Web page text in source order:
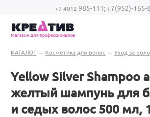
Перейти к основному содержанию
+7 4012 985-111;+7(952)-165-
Магазин для профессионалов
Вы здесь
КАТАЛОГ → Косметика для волос →Уход за
Yellow Silver Shampoo
желтый шампунь для
и седых волос 500 мл,